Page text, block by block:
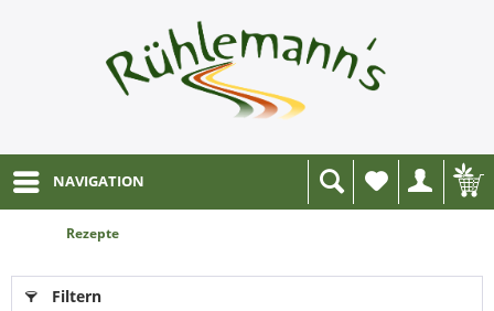
NAVIGATION
Wunschliste
Rezepte
Filtern